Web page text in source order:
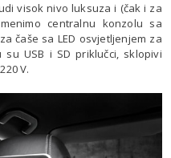
visok nivo luksuza i (čak i za
centralnu konzolu sa
čaše sa LED osvjetljenjem za
USB i SD priklučci, sklopivi
V.